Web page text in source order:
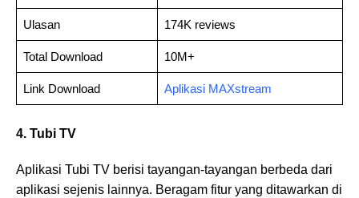
Ulasan 174K reviews
Total Download 10M+
Link Download Aplikasi MAXstream
4. Tubi TV
Aplikasi Tubi TV berisi tayangan-tayangan berbeda dari
aplikasi sejenis lainnya. Beragam fitur yang ditawarkan di